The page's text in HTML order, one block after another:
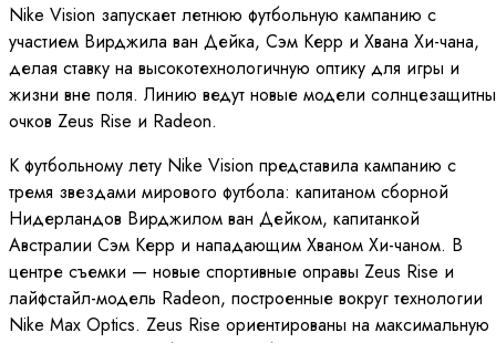
Nike Vision запускает летнюю футбольную кампанию с
участием Вирджила ван Дейка, Сэм Керр и Хвана Хи-чана,
делая ставку на высокотехнологичную оптику для игры и
жизни вне поля. Линию ведут новые модели
очков Zeus Rise и Radeon.
К футбольному лету Nike Vision представила кампанию с
тремя звездами мирового футбола: капитаном сборной
Нидерландов Вирджилом ван Дейком, капитанкой
Австралии Сэм Керр и нападающим Хваном Хи-чаном. В
центре съемки — новые спортивные оправы Zeus Rise и
лайфстайл-модель Radeon, построенные вокруг технологии
Nike Max Optics. Zeus Rise ориентированы на максимальную